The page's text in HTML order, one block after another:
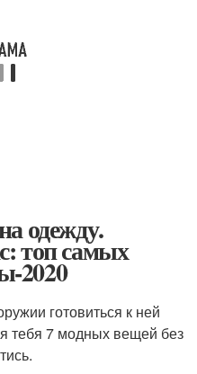
одежду.
топ самых
2020
готовиться к ней
тебя 7 модных вещей без